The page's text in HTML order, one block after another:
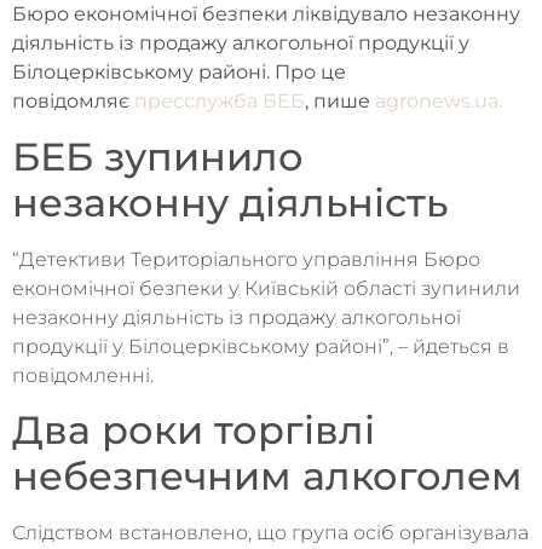
Бюро економічної безпеки ліквідувало незаконну
діяльність із продажу алкогольної продукції у
Білоцерківському районі. Про це
повідомляє пресслужба БЕБ, пише agronews.ua.
БЕБ зупинило
незаконну діяльність
“Детективи Територіального управління Бюро
економічної безпеки у Київській області зупинили
незаконну діяльність із продажу алкогольної
продукції у Білоцерківському районі”, – йдеться в
повідомленні.
Два роки торгівлі
небезпечним алкоголем
Слідством встановлено, що група осіб організувала